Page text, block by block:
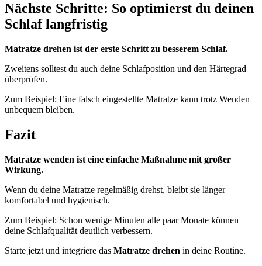
Nächste Schritte: So optimierst du deinen
Schlaf langfristig
Matratze drehen ist der erste Schritt zu besserem Schlaf.
Zweitens solltest du auch deine Schlafposition und den Härtegrad
überprüfen.
Zum Beispiel: Eine falsch eingestellte Matratze kann trotz Wenden
unbequem bleiben.
Fazit
Matratze wenden ist eine einfache Maßnahme mit großer
Wirkung.
Wenn du deine Matratze regelmäßig drehst, bleibt sie länger
komfortabel und hygienisch.
Zum Beispiel: Schon wenige Minuten alle paar Monate können
deine Schlafqualität deutlich verbessern.
Starte jetzt und integriere das Matratze drehen in deine Routine.